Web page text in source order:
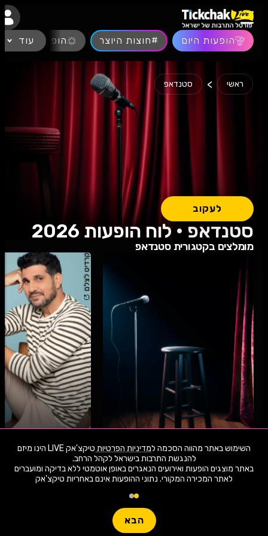
השימוש באתר מהווה הסכמה למדיניות הפרטיות
טיקצ'אק LIVE הינו מיזם
באתר מוצגים הופעות ואירועים הנאגרים באופן אוטמטי ללא בדיקה ומועברים
לאתר המכירה המקורי. נתוני ההופעות אינם באחריות טיקצ'אק
הבא
חפשו הופעה
הופעות היום #חוצות היוצר הופעות חיות
עוד
ראשי > סטנדאפ
לעקוב
סטנדאפ • לוח הופעות 2026
מומלצים בקטגורית סטנדאפ
12.8.26 רביעי 21:30
מועדון הגריי יהוד יהוד-מונוסון
קרדיט לצלם
18.8.26 שלישי
גריי תל אביב
בואו לבחור סטנדאפ מתי שמתאים לכם!